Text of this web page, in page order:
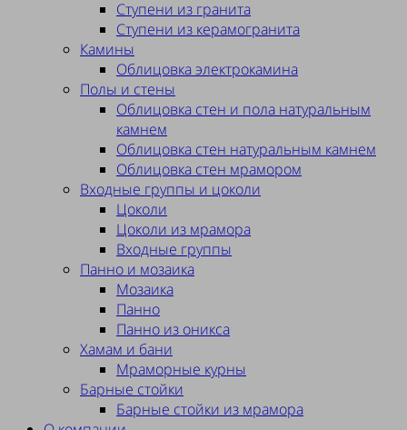
Ступени из гранита
Ступени из керамогранита
Камины
Облицовка электрокамина
Полы и стены
Облицовка стен и пола натуральным
камнем
Облицовка стен натуральным камнем
Облицовка стен мрамором
Входные группы и цоколи
Цоколи
Цоколи из мрамора
Входные группы
Панно и мозаика
Мозаика
Панно
Панно из оникса
Хамам и бани
Мраморные курны
Барные стойки
Барные стойки из мрамора